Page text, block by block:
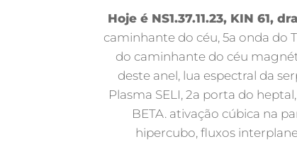
Hoje é NS1.37.11.23, KIN 61,
caminhante do céu, 5a onda do
do caminhante do céu
deste anel, lua espectral da
Plasma SELI, 2a porta do
BETA. ativação cúbica na
hipercubo, fluxos